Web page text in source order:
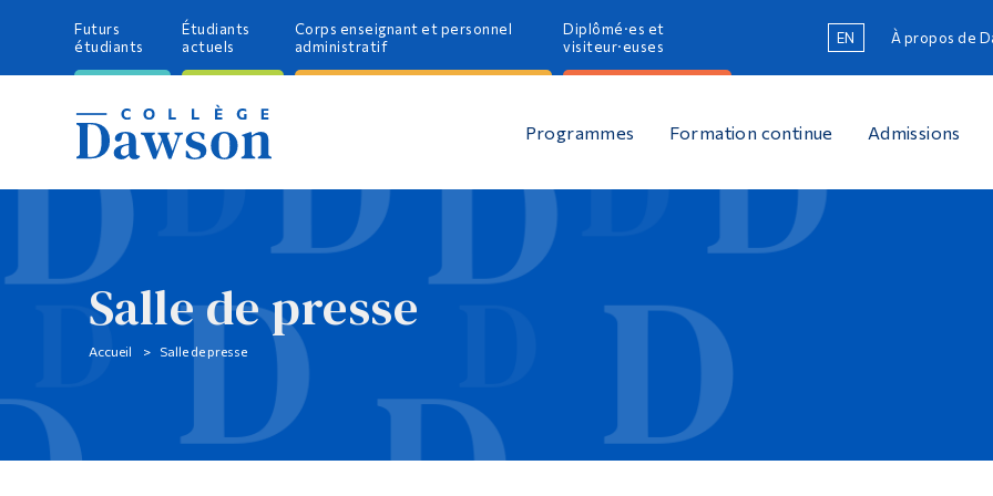
Futurs
étudiants
Étudiants
actuels
Corps enseignant et personnel
administratif
Diplômé·es et
visiteur·euses
EN À propos de
Programmes Formation continue Admissions
Salle de presse
Accueil Salle de presse